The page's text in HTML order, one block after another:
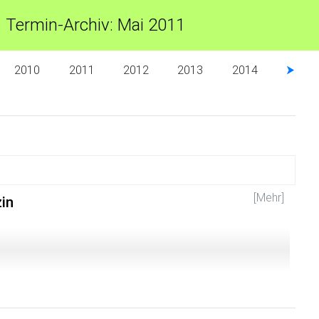
Termin-Archiv: Mai 2011
2010 2011 2012 2013 2014 ⮞
[Mehr]